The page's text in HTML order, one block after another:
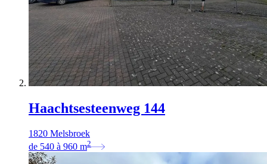
Haachtsesteenweg 144
1820 Melsbroek
de 540 à 960 m2